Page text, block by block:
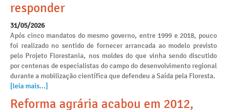
responder
31/05/2026
Após cinco mandatos do mesmo governo, entre 1999 e 2018, pouco
foi realizado no sentido de fornecer arrancada ao modelo previsto
pelo Projeto Florestania, nos moldes do que vinha sendo discutido
por centenas de especialistas do campo do desenvolvimento regional
durante a mobilização científica que defendeu a Saída pela Floresta.
[leia mais...]
Reforma agrária acabou em 2012,